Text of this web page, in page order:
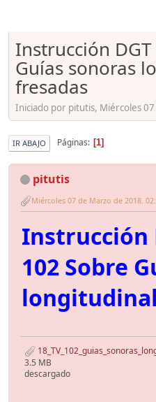
Instrucción
Guías sonoras
fresadas
Iniciado por pitutis, Miércoles
IR ABAJO Páginas 1
pitutis
Miércoles 07 de Marzo de 2018.
Instrucción
102 Sobre
3.5 MB
descargado